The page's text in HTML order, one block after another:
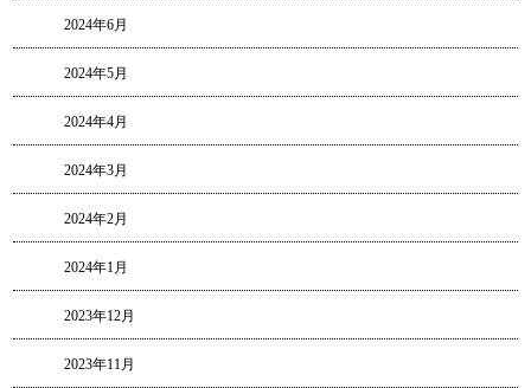
2024年6月
2024年5月
2024年4月
2024年3月
2024年2月
2024年1月
2023年12月
2023年11月